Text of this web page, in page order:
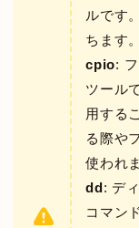
ルです
ちます。
cpio:
ツール
用する
る際や
使われ
dd: デ
コマン